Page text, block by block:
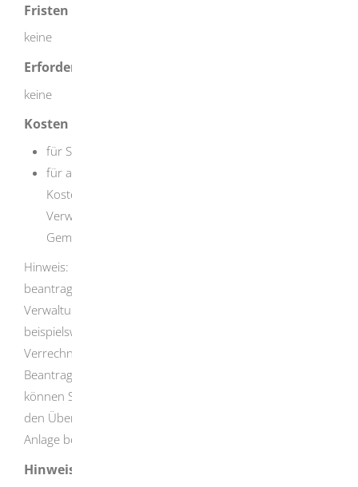
Fristen
keine
Erforderliche Unterlagen
keine
Kosten
für Selbstauskünfte: keine
für andere Auskünfte aus dem Melderegister: Die
Kosten richten sich nach der
Verwaltungsgebührensatzung der jeweiligen
Gemeinde.
Hinweis: Bei einer schriftlich oder elektronisch
beantragten Melderegisterauskunft müssen Sie die
Verwaltungsgebühren im Voraus zahlen. Sie können
beispielsweise Ihrer schriftlichen Anfrage einen
Verrechnungsscheck beilegen.
Beantragen Sie die Melderegisterauskunft elektronisch,
können Sie die Gebühr auch im Voraus überweisen und
den Überweisungsbeleg der Anfrage als elektronische
Anlage beifügen.
Hinweise